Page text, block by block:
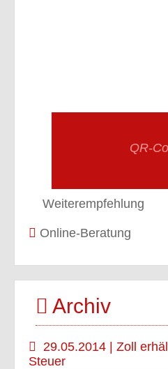
QR-
Weiterempfehlung
Online-Beratung
Archiv
29.05.2014 | Zoll
Steuer